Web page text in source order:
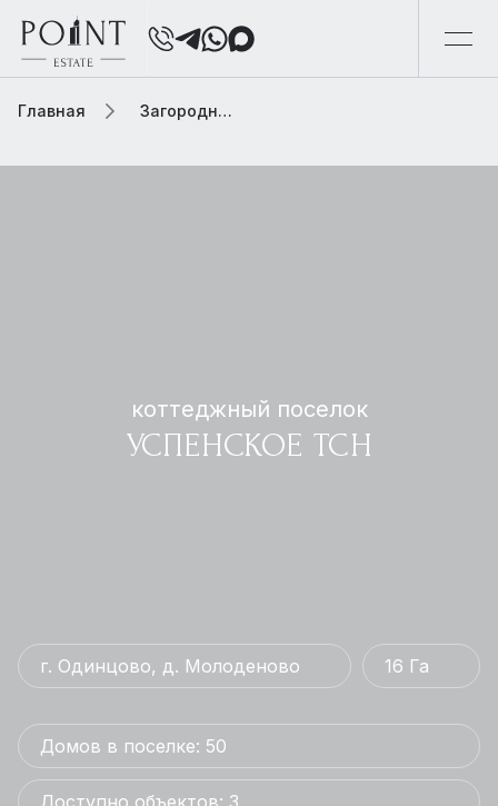
Главная Загородная элитная недвижимость
коттеджный поселок
УСПЕНСКОЕ ТСН
г. Одинцово, д. Молоденово 16 Га
Домов в поселке: 50
Доступно объектов: 3